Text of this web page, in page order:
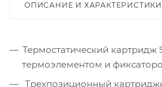
ОПИСАНИЕ И ХАРАКТЕРИСТИКИ
Термостатический картридж
термоэлементом и
Трехпозиционный